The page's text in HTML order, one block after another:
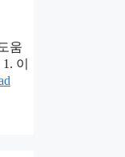
움
이